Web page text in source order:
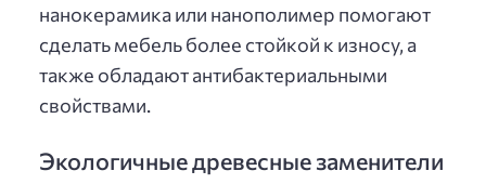
нанокерамика или нанополимер помогают
сделать мебель более стойкой к износу, а
также обладают антибактериальными
свойствами.
Экологичные древесные заменители